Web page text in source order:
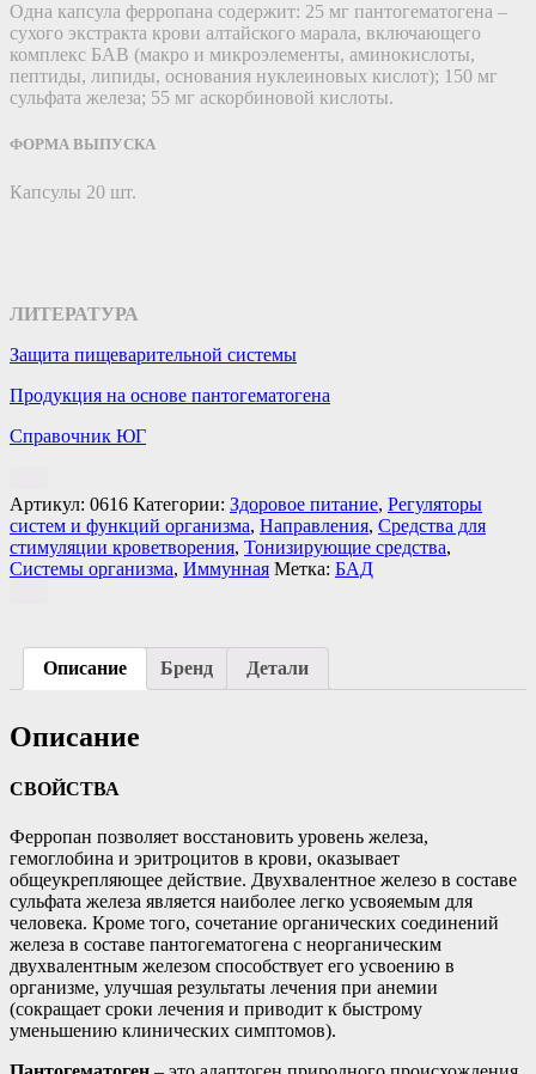
Одна капсула ферропана содержит: 25 мг пантогематогена –
сухого экстракта крови алтайского марала, включающего
комплекс БАВ (макро и микроэлементы, аминокислоты,
пептиды, липиды, основания нуклеиновых кислот); 150 мг
сульфата железа; 55 мг аскорбиновой кислоты.
ФОРМА ВЫПУСКА
Капсулы 20 шт.
ЛИТЕРАТУРА
Защита пищеварительной системы
Продукция на основе пантогематогена
Справочник ЮГ
Артикул: 0616 Категории: Здоровое питание, Регуляторы
систем и функций организма, Направления, Средства для
стимуляции кроветворения, Тонизирующие средства,
Системы организма, Иммунная Метка: БАД
Описание Бренд Детали
Описание
СВОЙСТВА
Ферропан позволяет восстановить уровень железа,
гемоглобина и эритроцитов в крови, оказывает
общеукрепляющее действие. Двухвалентное железо в составе
сульфата железа является наиболее легко усвояемым для
человека. Кроме того, сочетание органических соединений
железа в составе пантогематогена с неорганическим
двухвалентным железом способствует его усвоению в
организме, улучшая результаты лечения при анемии
(сокращает сроки лечения и приводит к быстрому
уменьшению клинических симптомов).